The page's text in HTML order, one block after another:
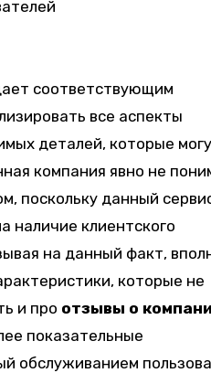
соответствующим
все аспекты
деталей, которые
компания явно не
поскольку данный
наличие клиентского
на данный факт,
которые не
и про отзывы о
показательные
обслуживанием